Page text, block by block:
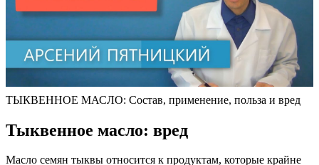
ТЫКВЕННОЕ МАСЛО: Состав, применение, польза и вред
Тыквенное масло: вред
Масло семян тыквы относится к продуктам, которые крайне